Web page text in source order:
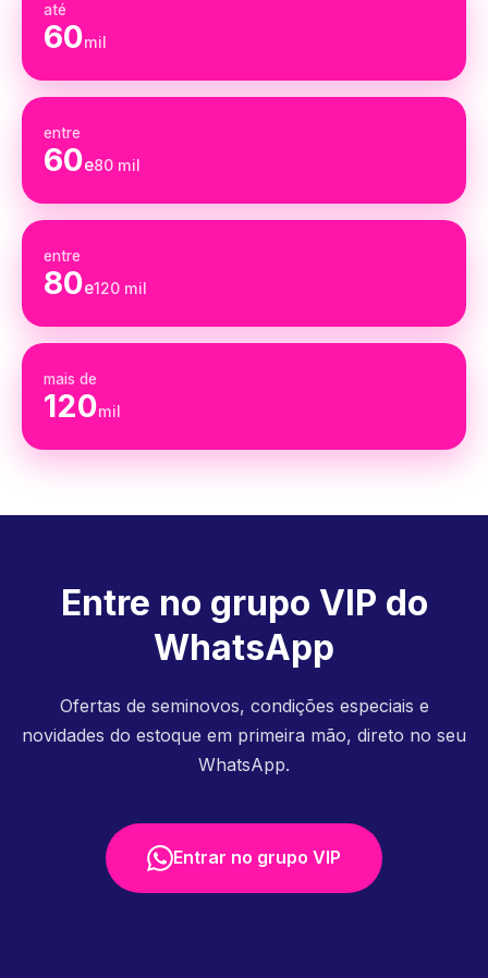
até
60mil
entre
60e80 mil
entre
80e120 mil
mais de
120mil
Entre no grupo VIP do
WhatsApp
Ofertas de seminovos, condições especiais e
novidades do estoque em primeira mão, direto no seu
WhatsApp.
Entrar no grupo VIP